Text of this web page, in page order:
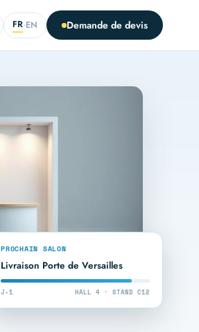
FR·EN Demande de devis
PROCHAIN SALON
Livraison Porte de Versailles
J-1 HALL 4 · STAND C12